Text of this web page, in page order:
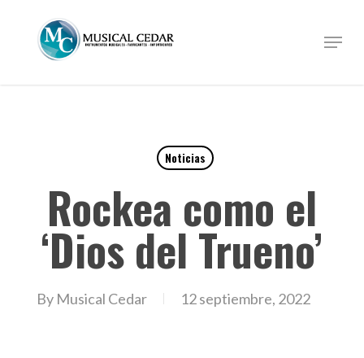
Menu
Noticias
Rockea como el
‘Dios del Trueno’
By Musical Cedar 12 septiembre, 2022
Close